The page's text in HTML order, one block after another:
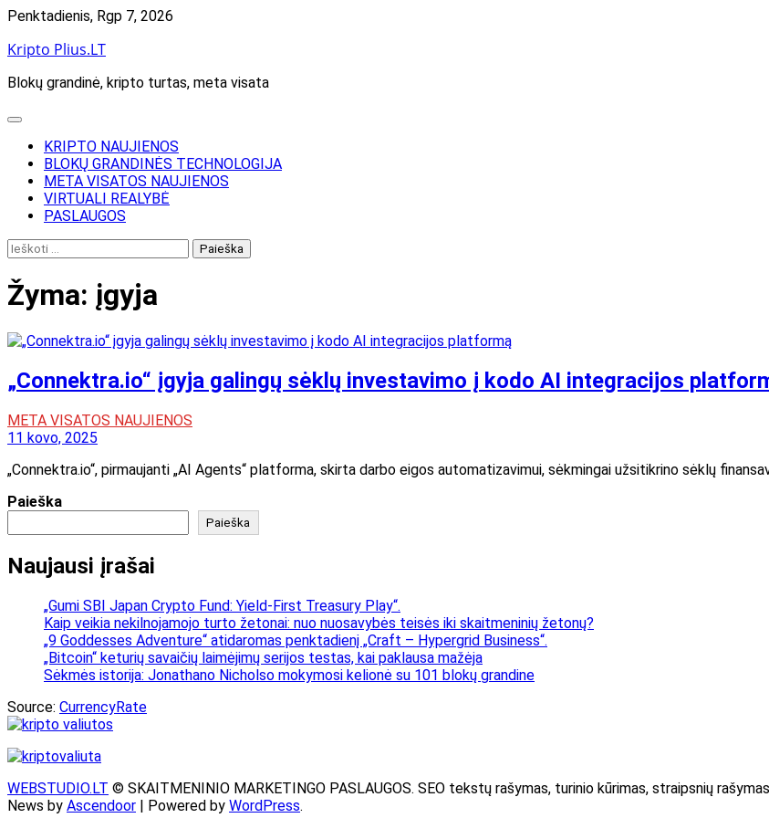
Skip
content
Penktadienis, Rgp 7, 2026
Kripto Plius.LT
Blokų grandinė, kripto turtas, meta visata
KRIPTO NAUJIENOS
BLOKŲ GRANDINĖS TECHNOLOGIJA
META VISATOS NAUJIENOS
VIRTUALI REALYBĖ
PASLAUGOS
Ieškoti:
Žyma: įgyja
„Connektra.io“ įgyja galingų sėklų investavimo į kodo AI integracijos
META VISATOS NAUJIENOS
11 kovo, 2025
„Connektra.io“, pirmaujanti „AI Agents“ platforma, skirta darbo eigos automatizavimui, sėkmingai užsitikrino sėklų
Paieška
Paieška
Naujausi įrašai
„Gumi SBI Japan Crypto Fund: Yield-First Treasury Play“.
Kaip veikia nekilnojamojo turto žetonai: nuo nuosavybės teisės iki skaitmeninių žetonų?
„9 Goddesses Adventure“ atidaromas penktadienį „Craft – Hypergrid Business“.
„Bitcoin“ keturių savaičių laimėjimų serijos testas, kai paklausa mažėja
Sėkmės istorija: Jonathano Nicholso mokymosi kelionė su 101 blokų grandine
Source: CurrencyRate
WEBSTUDIO.LT © SKAITMENINIO MARKETINGO PASLAUGOS. SEO tekstų rašymas, turinio kūrimas, straipsnių
News by Ascendoor | Powered by WordPress.